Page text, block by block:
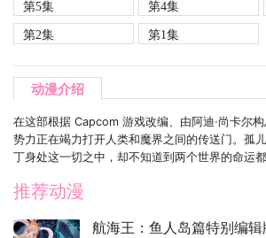
第5集
第4集
第2集
第1集
动漫介绍
在这部根据 Capcom 游戏改编、由阿迪·尚卡尔
势力正在竭力打开人类和魔界之间的传送门。孤
丁身处这一切之中，却不知道到两个世界的命运
推荐动漫
航海王：鱼人岛篇特别编辑